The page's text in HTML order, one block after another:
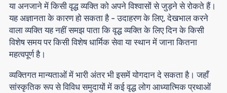
या अनजाने में किसी वृद्ध व्यक्ति को अपने विश्वासों से जुड़ने से रोकते हैं।
यह अज्ञानता के कारण हो सकता है - उदाहरण के लिए, देखभाल करने
वाला व्यक्ति यह नहीं समझ पाता कि वृद्ध व्यक्ति के लिए दिन के किसी
विशेष समय पर किसी विशेष धार्मिक सेवा या स्थान में जाना कितना
महत्वपूर्ण है।
व्यक्तिगत मान्यताओं में भारी अंतर भी इसमें योगदान दे सकता है। जहाँ
सांस्कृतिक रूप से विविध समुदायों में कई वृद्ध लोग आध्यात्मिक प्रथाओं